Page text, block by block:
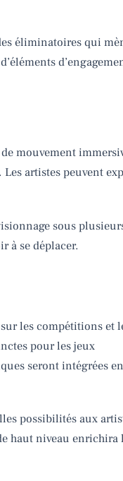
éliminatoires qui
mouvement
artistes peuvent
sous
à se déplacer.
les compétitions et
pour les jeux
seront intégrées
possibilités aux
haut niveau enrichira